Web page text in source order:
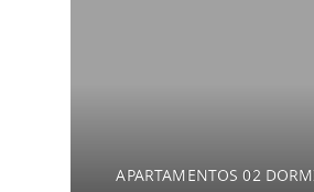
APARTAMENTOS 02